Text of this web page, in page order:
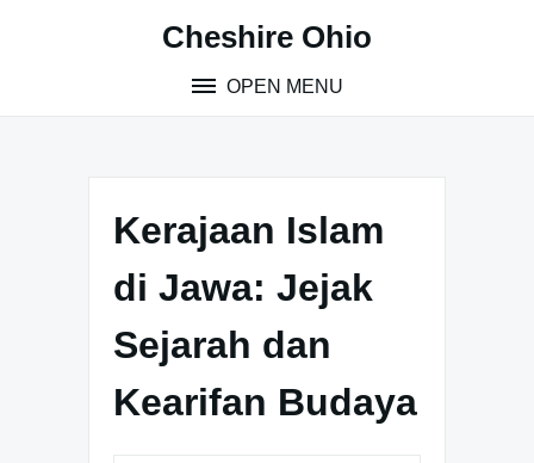
Cheshire Ohio
OPEN MENU
Kerajaan Islam
di Jawa: Jejak
Sejarah dan
Kearifan Budaya